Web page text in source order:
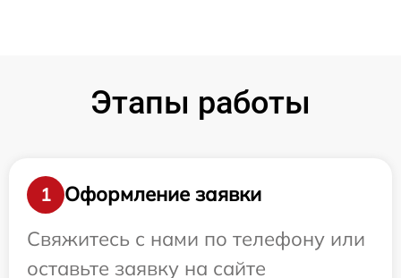
Этапы работы
1
Оформление заявки
Свяжитесь с нами по телефону или
оставьте заявку на сайте